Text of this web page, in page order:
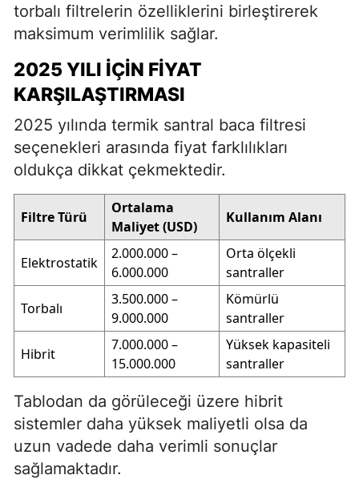
torbalı filtrelerin özelliklerini birleştirerek
maksimum verimlilik sağlar.
2025 YILI İÇIN FIYAT
KARŞILAŞTIRMASI
2025 yılında termik santral baca filtresi
seçenekleri arasında fiyat farklılıkları
oldukça dikkat çekmektedir.
Filtre Türü
Ortalama
Maliyet (USD)
Kullanım Alanı
Elektrostatik
2.000.000 –
6.000.000
Orta ölçekli
santraller
Torbalı
3.500.000 –
9.000.000
Kömürlü
santraller
Hibrit
7.000.000 –
15.000.000
Yüksek kapasiteli
santraller
Tablodan da görüleceği üzere hibrit
sistemler daha yüksek maliyetli olsa da
uzun vadede daha verimli sonuçlar
sağlamaktadır.